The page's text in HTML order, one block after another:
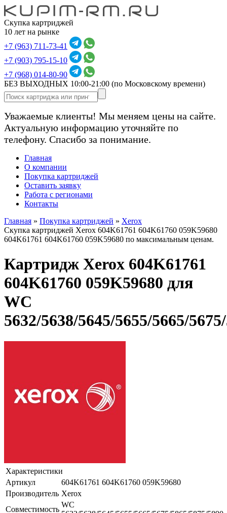
Скупка картриджей
10 лет на рынке
+7 (963) 711-73-41
+7 (903) 795-15-10
+7 (968) 014-80-90
БЕЗ ВЫХОДНЫХ 10:00-21:00 (по Московскому времени)
Уважаемые клиенты! Мы меняем цены на сайте.
Актуальную информацию уточняйте по
телефону. Спасибо за понимание.
Главная
О компании
Покупка картриджей
Оставить заявку
Работа с регионами
Контакты
Главная » Покупка картриджей » Xerox
Скупка картриджей Xerox 604K61761 604K61760 059K59680
604K61761 604K61760 059K59680 по максимальным ценам.
Картридж Xerox 604K61761
604K61760 059K59680 для
WC
5632/5638/5645/5655/5665/
Характеристики
Артикул
604K61761 604K61760 059K59680
Производитель Xerox
Совместимость
WC